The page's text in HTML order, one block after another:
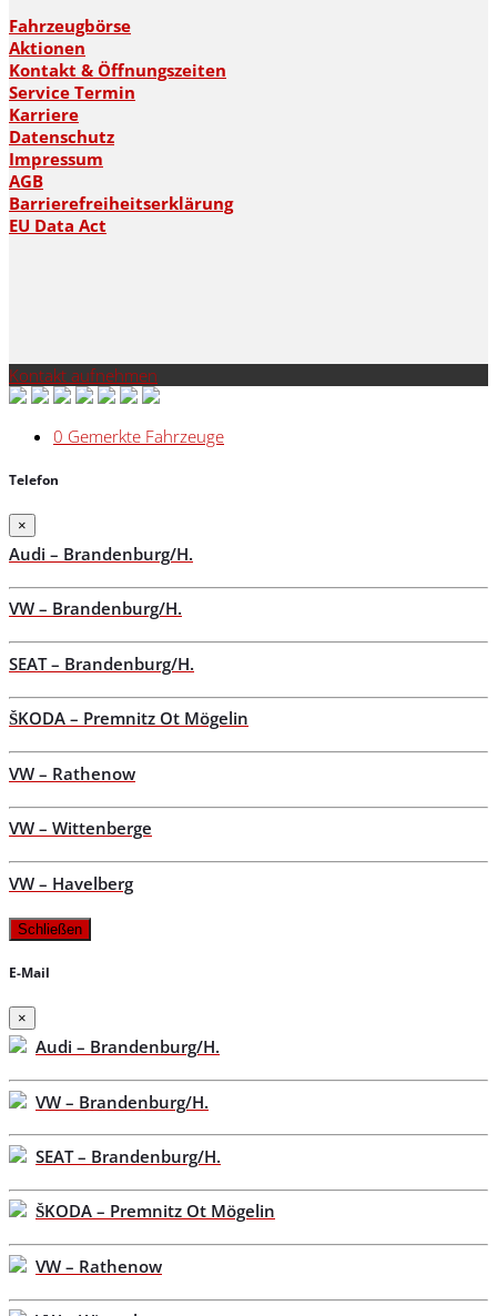
Fahrzeugbörse
Aktionen
Kontakt & Öffnungszeiten
Service Termin
Karriere
Datenschutz
Impressum
AGB
Barrierefreiheitserklärung
EU Data Act
Kontakt aufnehmen
0 Gemerkte Fahrzeuge
Telefon
×
Audi – Brandenburg/H.
VW – Brandenburg/H.
SEAT – Brandenburg/H.
ŠKODA – Premnitz Ot Mögelin
VW – Rathenow
VW – Wittenberge
VW – Havelberg
Schließen
E-Mail
×
Audi – Brandenburg/H.
VW – Brandenburg/H.
SEAT – Brandenburg/H.
ŠKODA – Premnitz Ot Mögelin
VW – Rathenow